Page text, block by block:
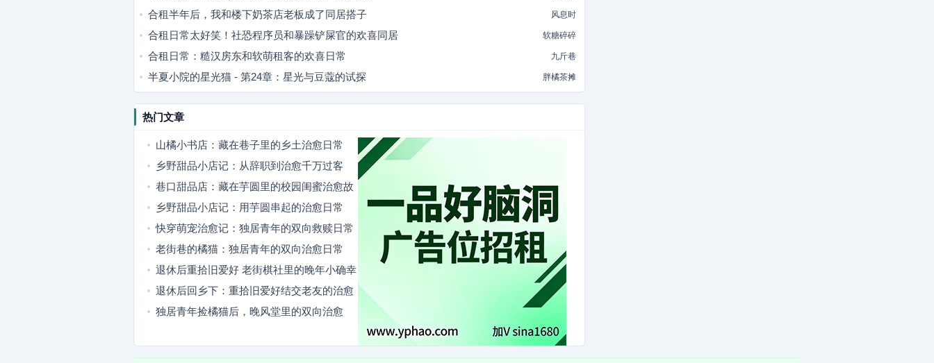
合租半年后，我和楼下奶茶店老板成了同居搭子 风息时
合租日常太好笑！社恐程序员和暴躁铲屎官的欢喜同居 软糖碎碎
合租日常：糙汉房东和软萌租客的欢喜日常 九斤巷
半夏小院的星光猫 - 第24章：星光与豆蔻的试探 胖橘茶摊
热门文章
山橘小书店：藏在巷子里的乡土治愈日常
乡野甜品小店记：从辞职到治愈千万过客
巷口甜品店：藏在芋圆里的校园闺蜜治愈故
事
乡野甜品小店记：用芋圆串起的治愈日常
快穿萌宠治愈记：独居青年的双向救赎日常
老街巷的橘猫：独居青年的双向治愈日常
退休后重拾旧爱好 老街棋社里的晚年小确幸
退休后回乡下：重拾旧爱好结交老友的治愈
日常
独居青年捡橘猫后，晚风堂里的双向治愈